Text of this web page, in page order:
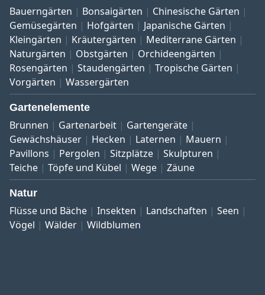
Bauerngärten Bonsaigärten
Chinesische Gärten
Gemüsegärten
Hofgärten
Japanische Gärten
Kleingärten
Kräutergärten
Mediterrane Gärten
Naturgärten
Obstgärten
Orchideengärten
Rosengärten
Staudengärten
Tropische Gärten
Vorgärten
Wassergärten
Gartenelemente
Brunnen Gartenarbeit
Gartengeräte
Gewächshäuser
Hecken Laternen
Mauern
Pavillons
Pergolen Sitzplätze
Skulpturen
Teiche
Töpfe und Kübel Wege Zäune
Natur
Flüsse und Bäche Insekten Landschaften
Seen
Vögel
Wälder Wildblumen